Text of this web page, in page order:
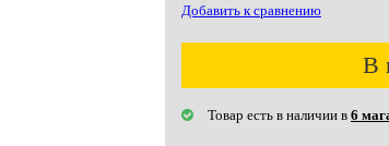
Добавить к сравнению
В
Товар есть в наличии в 6